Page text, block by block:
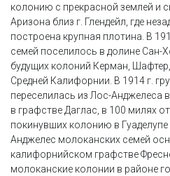
колонию с прекрасной землей и
Аризона близ г. Глендейл, где
построена крупная плотина. В
семей поселилось в долине Сан-
будущих колоний Керман,
Средней Калифорнии. В 1914 г.
переселилась из Лос-Анджелеса
в графстве Даглас, в 100 милях
покинувших колонию в
Анджелес молоканских семей
калифорнийском графстве
молоканские колонии в районе